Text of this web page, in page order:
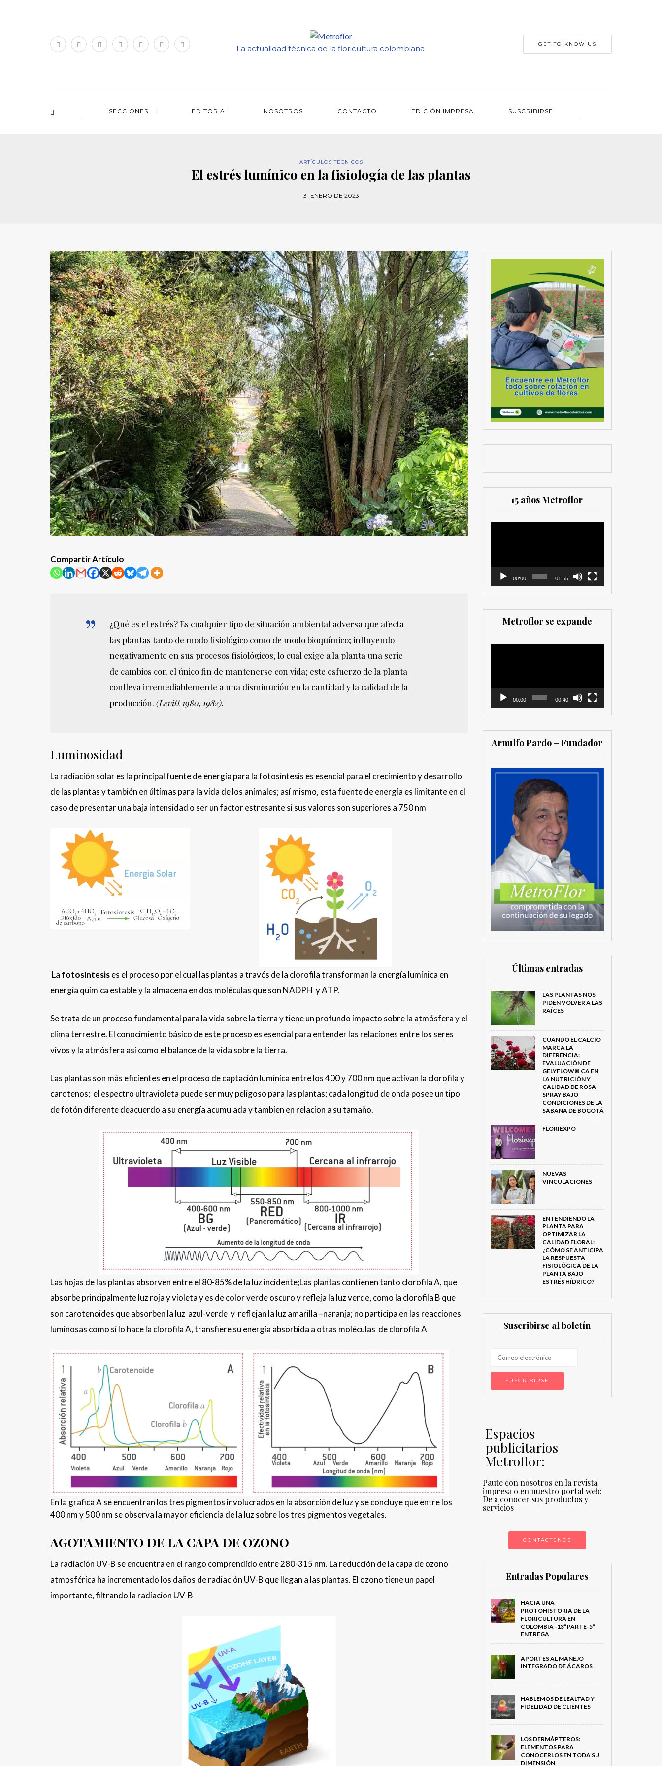
La actualidad técnica de la floricultura colombiana GET TO KNOW US
SECCIONES EDITORIAL NOSOTROS CONTACTO EDICIÓN IMPRESA SUSCRIBIRSE
ARTÍCULOS TÉCNICOS
El estrés lumínico en la fisiología de las plantas
31 ENERO DE 2023
Compartir Artículo
¿Qué es el estrés? Es cualquier tipo de situación ambiental adversa que afecta
las plantas tanto de modo fisiológico como de modo bioquímico; influyendo
negativamente en sus procesos fisiológicos, lo cual exige a la planta una serie
de cambios con el único fin de mantenerse con vida; este esfuerzo de la planta
conlleva irremediablemente a una disminución en la cantidad y la calidad de la
producción. (Levitt 1980, 1982).
Luminosidad
La radiación solar es la principal fuente de energía para la fotosíntesis es esencial para el crecimiento y desarrollo
de las plantas y también en últimas para la vida de los animales; así mismo, esta fuente de energía es limitante en el
caso de presentar una baja intensidad o ser un factor estresante si sus valores son superiores a 750 nm
La fotosíntesises el proceso por el cual las plantas a través de la clorofila transforman la energía lumínica en
energía química estable y la almacena en dos moléculas que son NADPH y ATP.
Se trata de un proceso fundamental para la vida sobre la tierra y tiene un profundo impacto sobre la atmósfera y el
clima terrestre. El conocimiento básico de este proceso es esencial para entender las relaciones entre los seres
vivos y la atmósfera así como el balance de la vida sobre la tierra.
Las plantas son más eficientes en el proceso de captación lumínica entre los 400 y 700 nm que activan la clorofila y
carotenos; el espectro ultravioleta puede ser muy peligoso para las plantas; cada longitud de onda posee un tipo
de fotón diferente deacuerdo a su energía acumulada y tambien en relacion a su tamaño.
Las hojas de las plantas absorven entre el 80-85% de la luz incidente;Las plantas contienen tanto clorofila A, que
absorbe principalmente luz roja y violeta y es de color verde oscuro y refleja la luz verde, como la clorofila B que
son carotenoides que absorben la luz azul-verde y reflejan la luz amarilla –naranja; no participa en las reacciones
luminosas como sí lo hace la clorofila A, transfiere su energía absorbida a otras moléculas de clorofila A
En la grafica A se encuentran los tres pigmentos involucrados en la absorción de luz y se concluye que entre los
400 nm y 500 nm se observa la mayor eficiencia de la luz sobre los tres pigmentos vegetales.
AGOTAMIENTO DE LA CAPA DE OZONO
La radiación UV-B se encuentra en el rango comprendido entre 280-315 nm. La reducción de la capa de ozono
atmosférica ha incrementado los daños de radiación UV-B que llegan a las plantas. El ozono tiene un papel
importante, filtrando la radiacion UV-B
15 años Metroflor
00:00 01:55
Metroflor se expande
00:00 00:40
Arnulfo Pardo – Fundador
Últimas entradas
LAS PLANTAS NOS
PIDEN VOLVER A LAS
RAÍCES
CUANDO EL CALCIO
MARCA LA
DIFERENCIA:
EVALUACIÓN DE
GELYFLOW® CA EN
LA NUTRICIÓN Y
CALIDAD DE ROSA
SPRAY BAJO
CONDICIONES DE LA
SABANA DE BOGOTÁ
FLORIEXPO
NUEVAS
VINCULACIONES
ENTENDIENDO LA
PLANTA PARA
OPTIMIZAR LA
CALIDAD FLORAL:
¿CÓMO SE ANTICIPA
LA RESPUESTA
FISIOLÓGICA DE LA
PLANTA BAJO
ESTRÉS HÍDRICO?
Suscribirse al boletín
Espacios
publicitarios
Metroflor:
Paute con nosotros en la revista
impresa o en nuestro portal web:
De a conocer sus productos y
servicios
CONTÁCTENOS
Entradas Populares
HACIA UNA
PROTOHISTORIA DE LA
FLORICULTURA EN
COLOMBIA -13ª PARTE-5ª
ENTREGA
APORTES AL MANEJO
INTEGRADO DE ÁCAROS
HABLEMOS DE LEALTAD Y
FIDELIDAD DE CLIENTES
LOS DERMÁPTEROS:
ELEMENTOS PARA
CONOCERLOS EN TODA SU
DIMENSIÓN